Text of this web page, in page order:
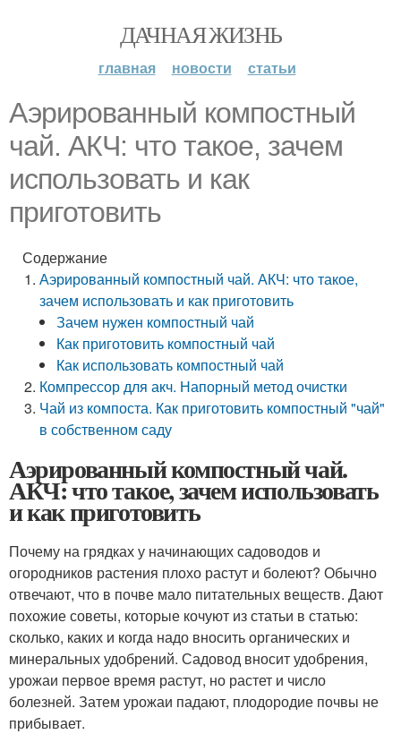
ДАЧНАЯ ЖИЗНЬ
главная новости статьи
Аэрированный компостный
чай. АКЧ: что такое, зачем
использовать и как
приготовить
Содержание
Аэрированный компостный чай. АКЧ: что такое,
зачем использовать и как приготовить
Зачем нужен компостный чай
Как приготовить компостный чай
Как использовать компостный чай
Компрессор для акч. Напорный метод очистки
Чай из компоста. Как приготовить компостный "чай"
в собственном саду
Аэрированный компостный чай.
АКЧ: что такое, зачем использовать
и как приготовить
Почему на грядках у начинающих садоводов и
огородников растения плохо растут и болеют? Обычно
отвечают, что в почве мало питательных веществ. Дают
похожие советы, которые кочуют из статьи в статью:
сколько, каких и когда надо вносить органических и
минеральных удобрений. Садовод вносит удобрения,
урожаи первое время растут, но растет и число
болезней. Затем урожаи падают, плодородие почвы не
прибывает.